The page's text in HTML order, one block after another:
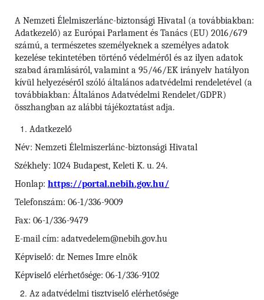
A Nemzeti Élelmiszerlánc-biztonsági Hivatal (a továbbiakban:
Adatkezelő) az Európai Parlament és Tanács (EU) 2016/679
számú, a természetes személyeknek a személyes adatok
kezelése tekintetében történő védelméről és az ilyen adatok
szabad áramlásáról, valamint a 95/46/EK irányelv hatályon
kívül helyezéséről szóló általános adatvédelmi rendeletével (a
továbbiakban: Általános Adatvédelmi Rendelet/GDPR)
összhangban az alábbi tájékoztatást adja.
Adatkezelő
Név: Nemzeti Élelmiszerlánc-biztonsági Hivatal
Székhely: 1024 Budapest, Keleti K. u. 24.
Honlap: https://portal.nebih.gov.hu/
Telefonszám: 06-1/336-9009
Fax: 06-1/336-9479
E-mail cím: adatvedelem@nebih.gov.hu
Képviselő: dr. Nemes Imre elnök
Képviselő elérhetősége: 06-1/336-9102
Az adatvédelmi tisztviselő elérhetősége